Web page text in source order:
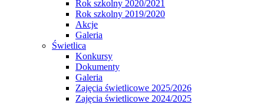
Rok szkolny 2020/2021
Rok szkolny 2019/2020
Akcje
Galeria
Świetlica
Konkursy
Dokumenty
Galeria
Zajęcia świetlicowe 2025/2026
Zajęcia świetlicowe 2024/2025